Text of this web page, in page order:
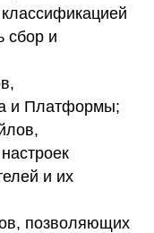
сбор и
и Платформы;
и их
позволяющих